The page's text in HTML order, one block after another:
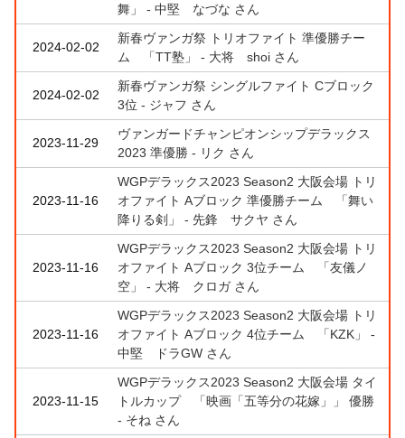
舞」 - 中堅 なづな さん
2024-02-02
新春ヴァンガ祭 トリオファイト 準優勝チー
ム 「TT塾」 - 大将 shoi さん
2024-02-02
新春ヴァンガ祭 シングルファイト Cブロック
3位 - ジャフ さん
2023-11-29
ヴァンガードチャンピオンシップデラックス
2023 準優勝 - リク さん
2023-11-16
WGPデラックス2023 Season2 大阪会場 トリ
オファイト Aブロック 準優勝チーム 「舞い
降りる剣」 - 先鋒 サクヤ さん
2023-11-16
WGPデラックス2023 Season2 大阪会場 トリ
オファイト Aブロック 3位チーム 「友儀ノ
空」 - 大将 クロガ さん
2023-11-16
WGPデラックス2023 Season2 大阪会場 トリ
オファイト Aブロック 4位チーム 「KZK」 -
中堅 ドラGW さん
2023-11-15
WGPデラックス2023 Season2 大阪会場 タイ
トルカップ 「映画「五等分の花嫁」」 優勝
- そね さん